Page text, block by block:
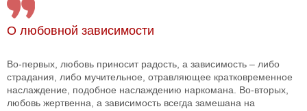
О любовной зависимости
Во-первых, любовь приносит радость, а зависимость – либо
страдания, либо мучительное, отравляющее кратковременное
наслаждение, подобное наслаждению наркомана. Во-вторых,
любовь жертвенна, а зависимость всегда замешана на